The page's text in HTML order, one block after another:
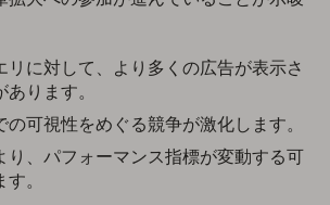
リに対して、より多くの広告が表示さ
ります。
の可視性をめぐる競争が激化します。
り、パフォーマンス指標が変動する可
。